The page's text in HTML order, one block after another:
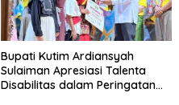
Bupati Kutim Ardiansyah
Sulaiman Apresiasi Talenta
Disabilitas dalam Peringatan